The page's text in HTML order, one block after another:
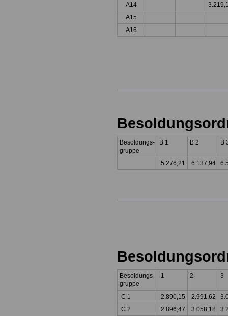
A14
A15
A16
Besoldungs-
gruppe
B 1 B 2 B
5.276,21 6.137,94
Besoldungs-
gruppe
1 2 3
C 1 2.890,15 2.991,62
C 2
2.896,47 3.058,18